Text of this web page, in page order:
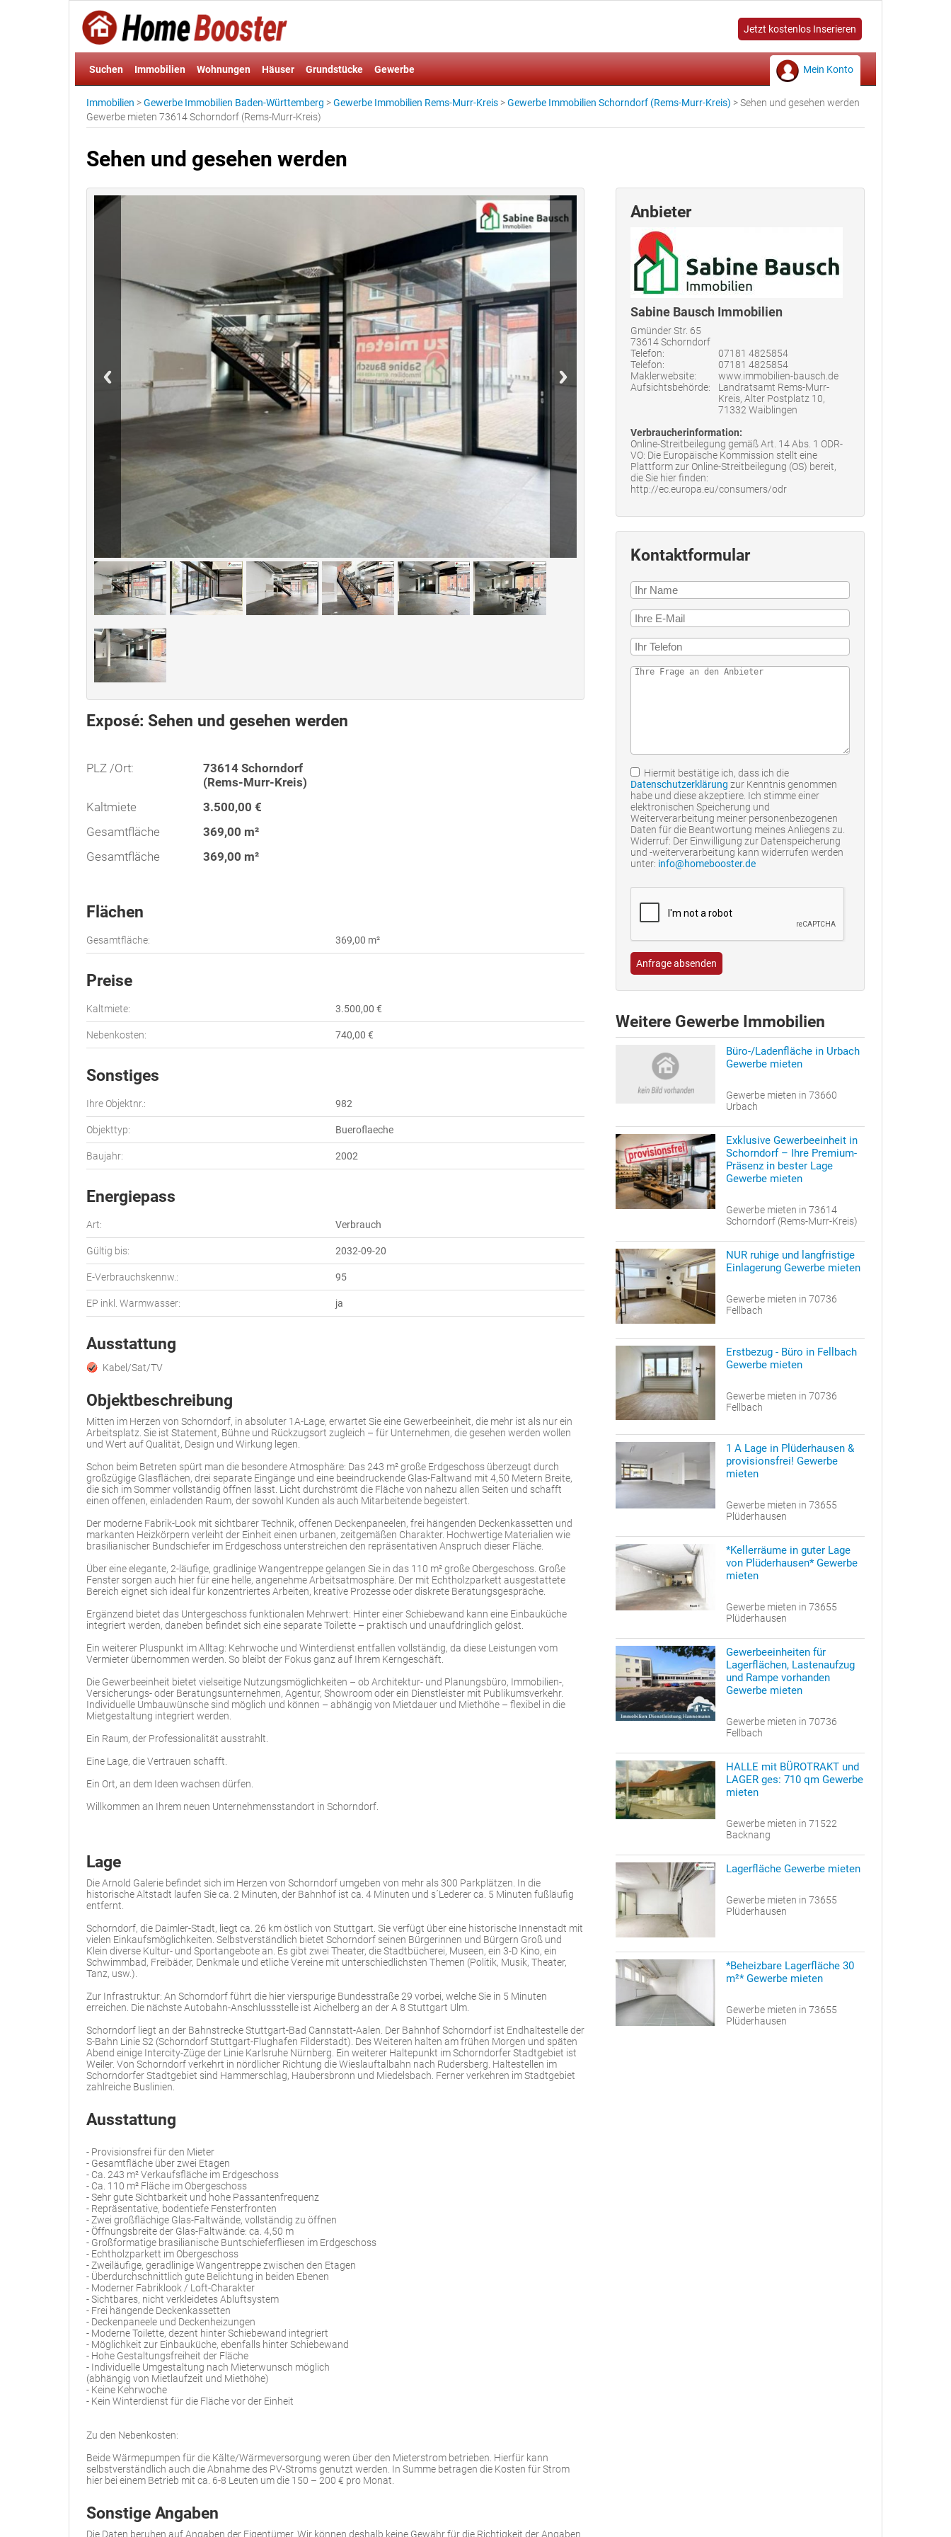
Jetzt kostenlos Inserieren
Suchen Immobilien Wohnungen Häuser Grundstücke Gewerbe Mein Konto
Immobilien >Gewerbe Immobilien Baden-Württemberg >Gewerbe Immobilien Rems-Murr-Kreis >Gewerbe Immobilien Schorndorf (Rems-Murr-Kreis) >Sehen und gesehen werden
Gewerbe mieten 73614 Schorndorf (Rems-Murr-Kreis)
Sehen und gesehen werden
Exposé: Sehen und gesehen werden
PLZ /Ort:
73614 Schorndorf
(Rems-Murr-Kreis)
Kaltmiete
3.500,00 €
Gesamtfläche
369,00 m²
Gesamtfläche
369,00 m²
Flächen
Gesamtfläche: 369,00 m²
Preise
Kaltmiete: 3.500,00 €
Nebenkosten: 740,00 €
Sonstiges
Ihre Objektnr.: 982
Objekttyp: Bueroflaeche
Baujahr: 2002
Energiepass
Art: Verbrauch
Gültig bis: 2032-09-20
E-Verbrauchskennw.: 95
EP inkl. Warmwasser: ja
Ausstattung
Kabel/Sat/TV
Objektbeschreibung
Mitten im Herzen von Schorndorf, in absoluter 1A-Lage, erwartet Sie eine Gewerbeeinheit, die mehr ist als nur ein
Arbeitsplatz. Sie ist Statement, Bühne und Rückzugsort zugleich – für Unternehmen, die gesehen werden wollen
und Wert auf Qualität, Design und Wirkung legen.
Schon beim Betreten spürt man die besondere Atmosphäre: Das 243 m² große Erdgeschoss überzeugt durch
großzügige Glasflächen, drei separate Eingänge und eine beeindruckende Glas-Faltwand mit 4,50 Metern Breite,
die sich im Sommer vollständig öffnen lässt. Licht durchströmt die Fläche von nahezu allen Seiten und schafft
einen offenen, einladenden Raum, der sowohl Kunden als auch Mitarbeitende begeistert.
Der moderne Fabrik-Look mit sichtbarer Technik, offenen Deckenpaneelen, frei hängenden Deckenkassetten und
markanten Heizkörpern verleiht der Einheit einen urbanen, zeitgemäßen Charakter. Hochwertige Materialien wie
brasilianischer Bundschiefer im Erdgeschoss unterstreichen den repräsentativen Anspruch dieser Fläche.
Über eine elegante, 2-läufige, gradlinige Wangentreppe gelangen Sie in das 110 m² große Obergeschoss. Große
Fenster sorgen auch hier für eine helle, angenehme Arbeitsatmosphäre. Der mit Echtholzparkett ausgestattete
Bereich eignet sich ideal für konzentriertes Arbeiten, kreative Prozesse oder diskrete Beratungsgespräche.
Ergänzend bietet das Untergeschoss funktionalen Mehrwert: Hinter einer Schiebewand kann eine Einbauküche
integriert werden, daneben befindet sich eine separate Toilette – praktisch und unaufdringlich gelöst.
Ein weiterer Pluspunkt im Alltag: Kehrwoche und Winterdienst entfallen vollständig, da diese Leistungen vom
Vermieter übernommen werden. So bleibt der Fokus ganz auf Ihrem Kerngeschäft.
Die Gewerbeeinheit bietet vielseitige Nutzungsmöglichkeiten – ob Architektur- und Planungsbüro, Immobilien-,
Versicherungs- oder Beratungsunternehmen, Agentur, Showroom oder ein Dienstleister mit Publikumsverkehr.
Individuelle Umbauwünsche sind möglich und können – abhängig von Mietdauer und Miethöhe – flexibel in die
Mietgestaltung integriert werden.
Ein Raum, der Professionalität ausstrahlt.
Eine Lage, die Vertrauen schafft.
Ein Ort, an dem Ideen wachsen dürfen.
Willkommen an Ihrem neuen Unternehmensstandort in Schorndorf.
Lage
Die Arnold Galerie befindet sich im Herzen von Schorndorf umgeben von mehr als 300 Parkplätzen. In die
historische Altstadt laufen Sie ca. 2 Minuten, der Bahnhof ist ca. 4 Minuten und s´Lederer ca. 5 Minuten fußläufig
entfernt.
Schorndorf, die Daimler-Stadt, liegt ca. 26 km östlich von Stuttgart. Sie verfügt über eine historische Innenstadt mit
vielen Einkaufsmöglichkeiten. Selbstverständlich bietet Schorndorf seinen Bürgerinnen und Bürgern Groß und
Klein diverse Kultur- und Sportangebote an. Es gibt zwei Theater, die Stadtbücherei, Museen, ein 3-D Kino, ein
Schwimmbad, Freibäder, Denkmale und etliche Vereine mit unterschiedlichsten Themen (Politik, Musik, Theater,
Tanz, usw.).
Zur Infrastruktur: An Schorndorf führt die hier vierspurige Bundesstraße 29 vorbei, welche Sie in 5 Minuten
erreichen. Die nächste Autobahn-Anschlussstelle ist Aichelberg an der A 8 Stuttgart Ulm.
Schorndorf liegt an der Bahnstrecke Stuttgart-Bad Cannstatt-Aalen. Der Bahnhof Schorndorf ist Endhaltestelle der
S-Bahn Linie S2 (Schorndorf Stuttgart-Flughafen Filderstadt). Des Weiteren halten am frühen Morgen und späten
Abend einige Intercity-Züge der Linie Karlsruhe Nürnberg. Ein weiterer Haltepunkt im Schorndorfer Stadtgebiet ist
Weiler. Von Schorndorf verkehrt in nördlicher Richtung die Wieslauftalbahn nach Rudersberg. Haltestellen im
Schorndorfer Stadtgebiet sind Hammerschlag, Haubersbronn und Miedelsbach. Ferner verkehren im Stadtgebiet
zahlreiche Buslinien.
Ausstattung
- Provisionsfrei für den Mieter
- Gesamtfläche über zwei Etagen
- Ca. 243 m² Verkaufsfläche im Erdgeschoss
- Ca. 110 m² Fläche im Obergeschoss
- Sehr gute Sichtbarkeit und hohe Passantenfrequenz
- Repräsentative, bodentiefe Fensterfronten
- Zwei großflächige Glas-Faltwände, vollständig zu öffnen
- Öffnungsbreite der Glas-Faltwände: ca. 4,50 m
- Großformatige brasilianische Buntschieferfliesen im Erdgeschoss
- Echtholzparkett im Obergeschoss
- Zweiläufige, geradlinige Wangentreppe zwischen den Etagen
- Überdurchschnittlich gute Belichtung in beiden Ebenen
- Moderner Fabriklook / Loft-Charakter
- Sichtbares, nicht verkleidetes Abluftsystem
- Frei hängende Deckenkassetten
- Deckenpaneele und Deckenheizungen
- Moderne Toilette, dezent hinter Schiebewand integriert
- Möglichkeit zur Einbauküche, ebenfalls hinter Schiebewand
- Hohe Gestaltungsfreiheit der Fläche
- Individuelle Umgestaltung nach Mieterwunsch möglich
(abhängig von Mietlaufzeit und Miethöhe)
- Keine Kehrwoche
- Kein Winterdienst für die Fläche vor der Einheit
Zu den Nebenkosten:
Beide Wärmepumpen für die Kälte/Wärmeversorgung weren über den Mieterstrom betrieben. Hierfür kann
selbstverständlich auch die Abnahme des PV-Stroms genutzt werden. In Summe betragen die Kosten für Strom
hier bei einem Betrieb mit ca. 6-8 Leuten um die 150 – 200 € pro Monat.
Sonstige Angaben
Die Daten beruhen auf Angaben der Eigentümer. Wir können deshalb keine Gewähr für die Richtigkeit der Angaben
Anbieter
Sabine Bausch Immobilien
Gmünder Str. 65
73614 Schorndorf
Telefon:
07181 4825854
Telefon:
07181 4825854
Maklerwebsite:
www.immobilien-bausch.de
Aufsichtsbehörde:
Landratsamt Rems-Murr-
Kreis, Alter Postplatz 10,
71332 Waiblingen
Verbraucherinformation:
Online-Streitbeilegung gemäß Art. 14 Abs. 1 ODR-
VO: Die Europäische Kommission stellt eine
Plattform zur Online-Streitbeilegung (OS) bereit,
die Sie hier finden:
http://ec.europa.eu/consumers/odr
Kontaktformular
Hiermit bestätige ich, dass ich die
Datenschutzerklärung zur Kenntnis genommen
habe und diese akzeptiere. Ich stimme einer
elektronischen Speicherung und
Weiterverarbeitung meiner personenbezogenen
Daten für die Beantwortung meines Anliegens zu.
Widerruf: Der Einwilligung zur Datenspeicherung
und -weiterverarbeitung kann widerrufen werden
unter: info@homebooster.de
Anfrage absenden
Weitere Gewerbe Immobilien
Büro-/Ladenfläche in Urbach
Gewerbe mieten
Gewerbe mieten in 73660
Urbach
Exklusive Gewerbeeinheit in
Schorndorf – Ihre Premium-
Präsenz in bester Lage
Gewerbe mieten
Gewerbe mieten in 73614
Schorndorf (Rems-Murr-Kreis)
NUR ruhige und langfristige
Einlagerung Gewerbe mieten
Gewerbe mieten in 70736
Fellbach
Erstbezug - Büro in Fellbach
Gewerbe mieten
Gewerbe mieten in 70736
Fellbach
1 A Lage in Plüderhausen &
provisionsfrei! Gewerbe
mieten
Gewerbe mieten in 73655
Plüderhausen
*Kellerräume in guter Lage
von Plüderhausen* Gewerbe
mieten
Gewerbe mieten in 73655
Plüderhausen
Gewerbeeinheiten für
Lagerflächen, Lastenaufzug
und Rampe vorhanden
Gewerbe mieten
Gewerbe mieten in 70736
Fellbach
HALLE mit BÜROTRAKT und
LAGER ges: 710 qm Gewerbe
mieten
Gewerbe mieten in 71522
Backnang
Lagerfläche Gewerbe mieten
Gewerbe mieten in 73655
Plüderhausen
*Beheizbare Lagerfläche 30
m²* Gewerbe mieten
Gewerbe mieten in 73655
Plüderhausen